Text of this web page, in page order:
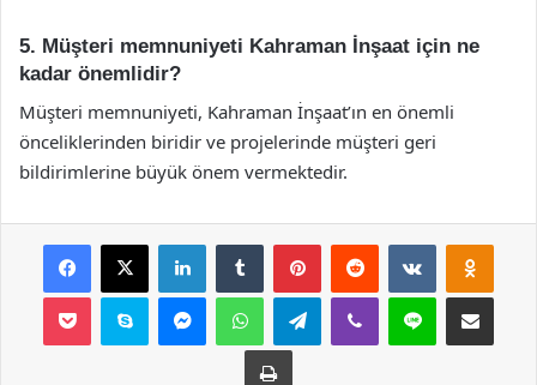
5. Müşteri memnuniyeti Kahraman İnşaat için ne
kadar önemlidir?
Müşteri memnuniyeti, Kahraman İnşaat’ın en önemli
önceliklerinden biridir ve projelerinde müşteri geri
bildirimlerine büyük önem vermektedir.
Facebook
X LinkedInTumblr PinterestReddit VKontakte
Pocket Skype MessengerWhatsAppTelegramViber Line E-Posta ile
Yazdır